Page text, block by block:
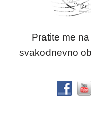
Pratite me
svakodnevno